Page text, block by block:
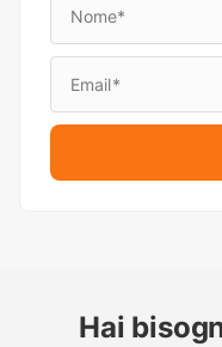
Hai